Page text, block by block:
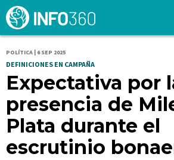
POLÍTICA | 6 SEP 2025
DEFINICIONES EN CAMPAÑA
Expectativa por
presencia de
Plata durante el
escrutinio